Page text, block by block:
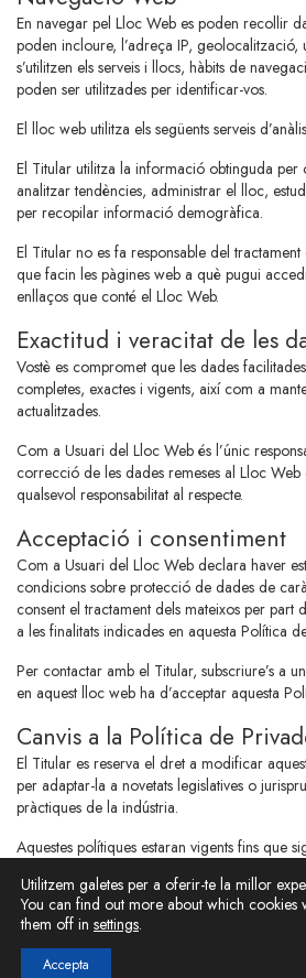
En navegar pel Lloc Web es poden recollir
poden incloure, l’adreça IP, geolocalització,
s’utilitzen els serveis i llocs, hàbits de
poden ser utilitzades per identificar-vos.
El lloc web utilitza els següents serveis
El Titular utilitza la informació obtinguda per
analitzar tendències, administrar el lloc,
per recopilar informació demogràfica.
El Titular no es fa responsable del
que facin les pàgines web a què pugui
enllaços que conté el Lloc Web.
Exactitud i veracitat de les
Vostè es compromet que les dades
completes, exactes i vigents, així com a
actualitzades.
Com a Usuari del Lloc Web és l’únic
correcció de les dades remeses al Lloc
qualsevol responsabilitat al respecte.
Acceptació i consentiment
Com a Usuari del Lloc Web declara haver
condicions sobre protecció de dades de
consent el tractament dels mateixos per
a les finalitats indicades en aquesta Política
Per contactar amb el Titular, subscriure’s a
en aquest lloc web ha d’acceptar aquesta
Canvis a la Política de
El Titular es reserva el dret a modificar
per adaptar-la a novetats legislatives o
pràctiques de la indústria.
Aquestes polítiques estaran vigents fins que
© 2026 Pere Serra Arquitectura · All
Utilitzem galetes per a oferir-te la millor
You can find out more about which cookies
them off in settings.
Accepta